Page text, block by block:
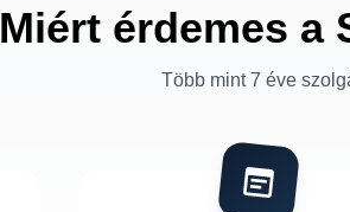
Miért érdemes a
Több mint 7 éve